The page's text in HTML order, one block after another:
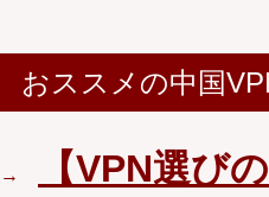
おススメの中国
→
【VPN選び